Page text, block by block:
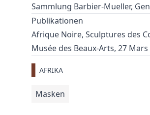
Sammlung Barbier-Mueller,
Publikationen
Afrique Noire, Sculptures des
Musée des Beaux-Arts, 27 Mars
AFRIKA
Masken